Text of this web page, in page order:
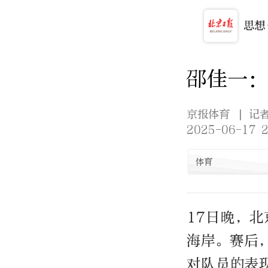
邵佳一
京报体育
| 记
2025-06-17
体育
17日晚，
海岸。赛后
对队员的表